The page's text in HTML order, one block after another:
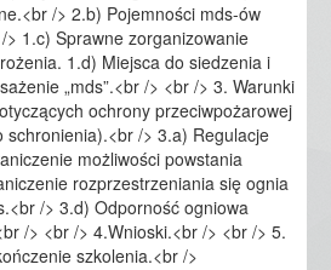
/> 2.b) Pojemności mds-ów
1.c) Sprawne zorganizowanie
1.d) Miejsca do siedzenia i
„mds”.<br /> <br /> 3. Warunki
ochrony przeciwpożarowej
schronienia).<br /> 3.a) Regulacje
możliwości powstania
rozprzestrzeniania się ognia
/> 3.d) Odporność ogniowa
/> <br /> 4.Wnioski.<br /> <br /> 5.
szkolenia.<br />